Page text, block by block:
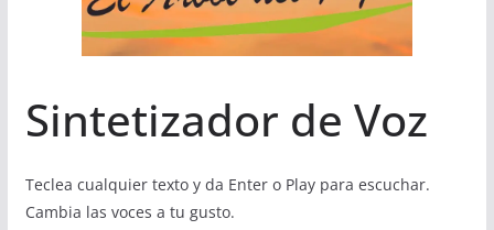
Sintetizador de Voz
Teclea cualquier texto y da Enter o Play para escuchar.
Cambia las voces a tu gusto.